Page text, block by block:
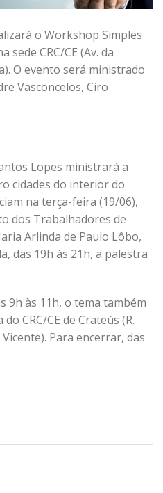
o Workshop Simples
sede CRC/CE (Av. da
O evento será ministrado
Vasconcelos, Ciro
Lopes ministrará a
cidades do interior do
na terça-feira (19/06),
dos Trabalhadores de
Arlinda de Paulo Lôbo,
das 19h às 21h, a palestra
9h às 11h, o tema também
CRC/CE de Crateús (R.
Para encerrar, das